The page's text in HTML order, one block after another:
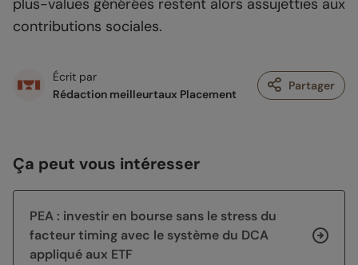
plus-values générées restent alors assujetties aux
contributions sociales.
Écrit par
Rédaction meilleurtaux Placement
Partager
Ça peut vous intéresser
PEA : investir en bourse sans le stress du
facteur timing avec le système du DCA
appliqué aux ETF